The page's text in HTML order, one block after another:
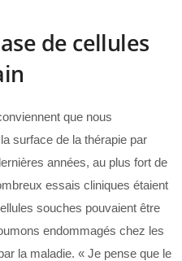
de cellules
que nous
surface de la thérapie par
années, au plus fort de
essais cliniques étaient
souches pouvaient être
endommagés chez les
la maladie. « Je pense que le